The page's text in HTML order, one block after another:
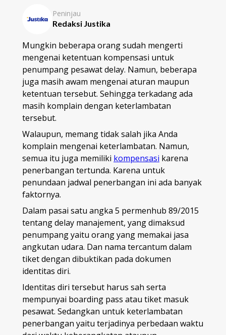
Peninjau
Redaksi Justika
Mungkin beberapa orang sudah mengerti
mengenai ketentuan kompensasi untuk
penumpang pesawat delay. Namun, beberapa
juga masih awam mengenai aturan maupun
ketentuan tersebut. Sehingga terkadang ada
masih komplain dengan keterlambatan
tersebut.
Walaupun, memang tidak salah jika Anda
komplain mengenai keterlambatan. Namun,
semua itu juga memiliki kompensasi karena
penerbangan tertunda. Karena untuk
penundaan jadwal penerbangan ini ada banyak
faktornya.
Dalam pasai satu angka 5 permenhub 89/2015
tentang delay manajement, yang dimaksud
penumpang yaitu orang yang memakai jasa
angkutan udara. Dan nama tercantum dalam
tiket dengan dibuktikan pada dokumen
identitas diri.
Identitas diri tersebut harus sah serta
mempunyai boarding pass atau tiket masuk
pesawat. Sedangkan untuk keterlambatan
penerbangan yaitu terjadinya perbedaan waktu